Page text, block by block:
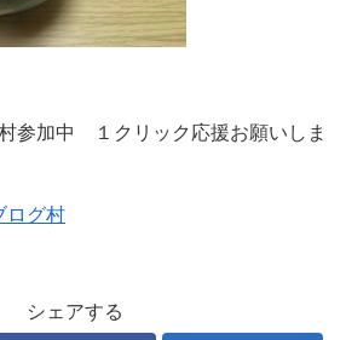
加中 １クリック応援お願いしま
ログ村
シェアする